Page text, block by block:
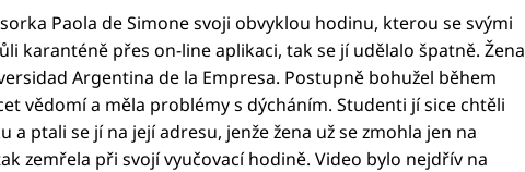
Paola de Simone svoji obvyklou hodinu, kterou se svými
karanténě přes on-line aplikaci, tak se jí udělalo špatně. Žena
Argentina de la Empresa. Postupně bohužel během
vědomí a měla problémy s dýcháním. Studenti jí sice chtěli
a ptali se jí na její adresu, jenže žena už se zmohla jen na
zemřela při svojí vyučovací hodině. Video bylo nejdřív na